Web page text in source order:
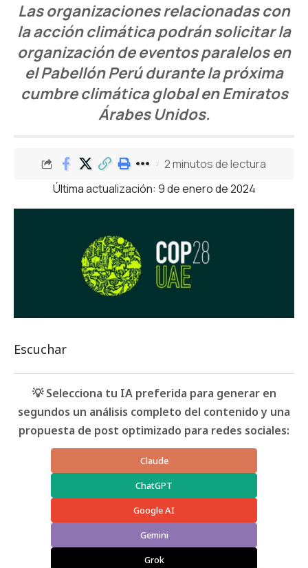
Las organizaciones relacionadas con
la acción climática podrán solicitar la
organización de eventos paralelos en
el Pabellón Perú durante la próxima
cumbre climática global en Emiratos
Árabes Unidos.
Última actualización: 9 de enero de 2024
2 minutos de lectura
Escuchar
💡 Selecciona tu IA preferida para generar en
segundos un análisis completo del contenido y una
propuesta de post optimizado para redes sociales:
Claude
ChatGPT
Google AI
Gemini
Grok